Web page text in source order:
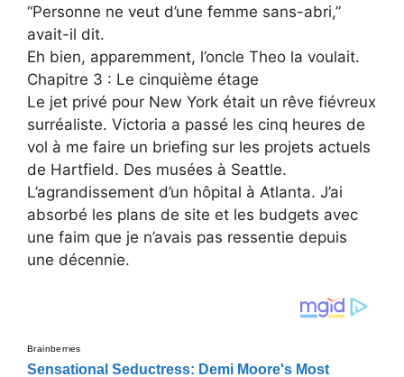
“Personne ne veut d’une femme sans-abri,”
avait-il dit.
Eh bien, apparemment, l’oncle Theo la voulait.
Chapitre 3 : Le cinquième étage
Le jet privé pour New York était un rêve fiévreux
surréaliste. Victoria a passé les cinq heures de
vol à me faire un briefing sur les projets actuels
de Hartfield. Des musées à Seattle.
L’agrandissement d’un hôpital à Atlanta. J’ai
absorbé les plans de site et les budgets avec
une faim que je n’avais pas ressentie depuis
une décennie.